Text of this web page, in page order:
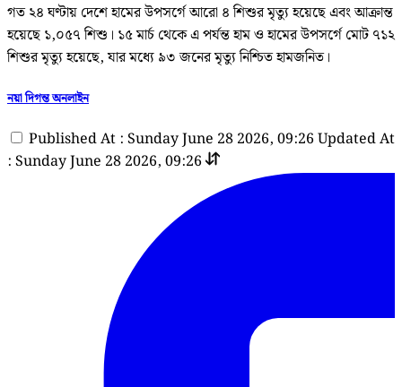
গত ২৪ ঘণ্টায় দেশে হামের উপসর্গে আরো ৪ শিশুর মৃত্যু হয়েছে এবং আক্রান্ত
হয়েছে ১,০৫৭ শিশু। ১৫ মার্চ থেকে এ পর্যন্ত হাম ও হামের উপসর্গে মোট ৭১২
শিশুর মৃত্যু হয়েছে, যার মধ্যে ৯৩ জনের মৃত্যু নিশ্চিত হামজনিত।
নয়া দিগন্ত অনলাইন
Published At : Sunday June 28 2026, 09:26 Updated At
: Sunday June 28 2026, 09:26